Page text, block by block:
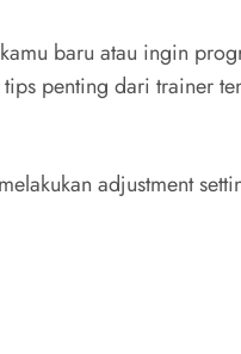
baru atau ingin
penting dari trainer
adjustment